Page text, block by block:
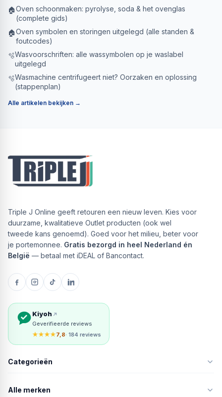
🏠Oven schoonmaken: pyrolyse, soda & het ovenglas
(complete gids)
🏠Oven symbolen en storingen uitgelegd (alle standen &
foutcodes)
🫧Wasvoorschriften: alle wassymbolen op je waslabel
uitgelegd
🫧Wasmachine centrifugeert niet? Oorzaken en oplossing
(stappenplan)
Alle artikelen bekijken →
Triple J Online geeft retouren een nieuw leven. Kies voor
duurzame, kwalitatieve Outlet producten (ook wel
tweede kans genoemd). Goed voor het milieu, beter voor
je portemonnee. Gratis bezorgd in heel Nederland én
België — betaal met iDEAL of Bancontact.
Kiyoh
Geverifieerde reviews
★★★★7,8· 184 reviews
Categorieën
Alle merken